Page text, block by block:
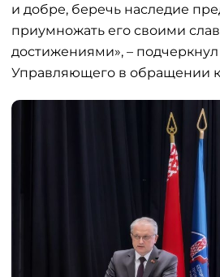
и добре, беречь наследие
приумножать его своими
достижениями», –
Управляющего в обращении